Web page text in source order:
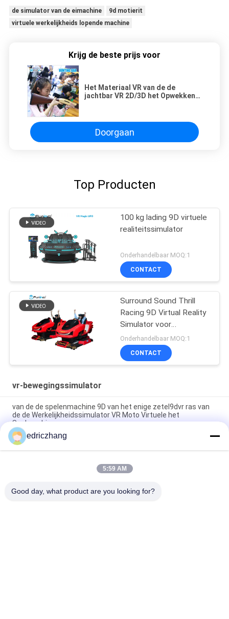
de simulator van de eimachine
9d motierit
virtuele werkelijkheids lopende machine
Krijg de beste prijs voor
Het Materiaal VR van de de
jachtbar VR 2D/3D het Opwekken
Doorgaan
Top Producten
100 kg lading 9D virtuele
realiteitssimulator
Onderhandelbaar MOQ:1
CONTACT
Surround Sound Thrill
Racing 9D Virtual Reality
Simulator voor
Entertainment Locations
Onderhandelbaar MOQ:1
CONTACT
vr-bewegingssimulator
van de de spelenmachine 9D van het enige zetel9dvr ras van
de de Werkelijkheidssimulator VR Moto Virtuele het
Spelmachine
Van de de Simulatorf1 Raceauto van de Pretpark9d de
Virtuele Werkelijkheid Machine 550KG 2.5*1.9*1.7M
Staalmetaal 6 de Stoel9d VR Bioskoop van de Zetels6dof
edriczhang
5:59 AM
Good day, what product are you looking for?